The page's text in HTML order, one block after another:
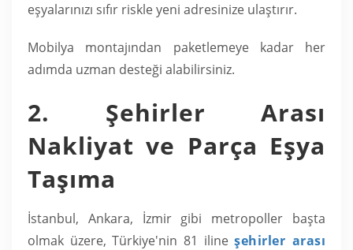
eşyalarınızı sıfır riskle yeni adresinize ulaştırır.
Mobilya montajından paketlemeye kadar her
adımda uzman desteği alabilirsiniz.
2. Şehirler Arası
Nakliyat ve Parça Eşya
Taşıma
İstanbul, Ankara, İzmir gibi metropoller başta
olmak üzere, Türkiye'nin 81 ilineşehirler arası